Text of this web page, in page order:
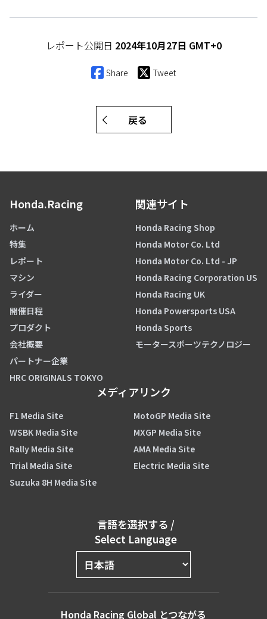
レポート公開日 2024年10月27日 GMT+0
Share Tweet
戻る
Honda.Racing
ホーム
特集
レポート
マシン
ライダー
開催日程
プロダクト
会社概要
パートナー企業
HRC ORIGINALS TOKYO
関連サイト
Honda Racing Shop
Honda Motor Co. Ltd
Honda Motor Co. Ltd - JP
Honda Racing Corporation US
Honda Racing UK
Honda Powersports USA
Honda Sports
モータースポーツテクノロジー
メディアリンク
F1 Media Site
MotoGP Media Site
WSBK Media Site
MXGP Media Site
Rally Media Site
AMA Media Site
Trial Media Site
Electric Media Site
Suzuka 8H Media Site
言語を選択する /
Select Language
Honda Racing Global とつながる